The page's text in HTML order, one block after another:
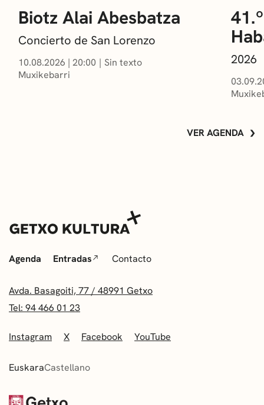
Biotz Alai Abesbatza
Concierto de San Lorenzo
10.08.2026 | 20:00
Sin texto
Muxikebarri
2026
VER AGENDA
Agenda Entradas Contacto
Avda. Basagoiti, 77 / 48991 Getxo
Tel: 94 466 01 23
Instagram X Facebook YouTube
EuskaraCastellano